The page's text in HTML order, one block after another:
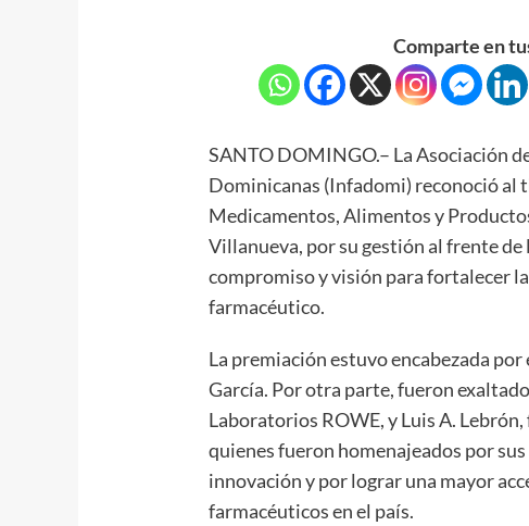
Comparte en
SANTO DOMINGO.– La Asociación
Dominicanas (Infadomi) reconoció al
Medicamentos, Alimentos y
Villanueva, por su gestión al frente
compromiso y visión para fortalecer
farmacéutico.
La premiación estuvo encabezada
García. Por otra parte, fueron
Laboratorios ROWE, y Luis A.
quienes fueron homenajeados por
innovación y por lograr una mayor
farmacéuticos en el país.